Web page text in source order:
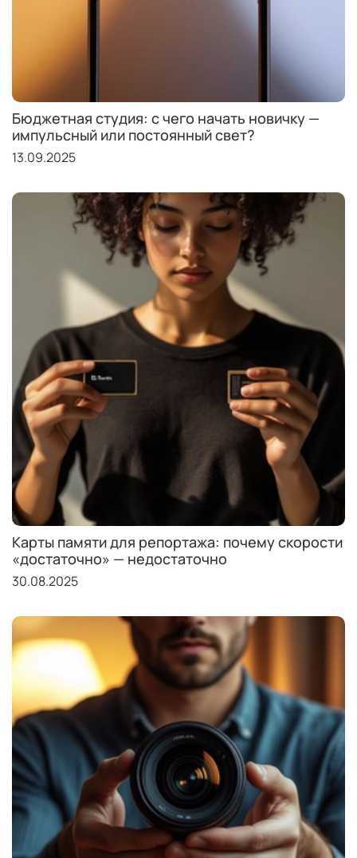
Бюджетная студия: с чего начать новичку —
импульсный или постоянный свет?
13.09.2025
Карты памяти для репортажа: почему скорости
«достаточно» — недостаточно
30.08.2025